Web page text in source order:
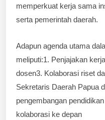
memperkuat kerja sama
serta pemerintah daerah.
Adapun agenda utama
meliputi:1. Penjajakan
dosen3. Kolaborasi riset
Sekretaris Daerah Papua
pengembangan
kolaborasi ke depan